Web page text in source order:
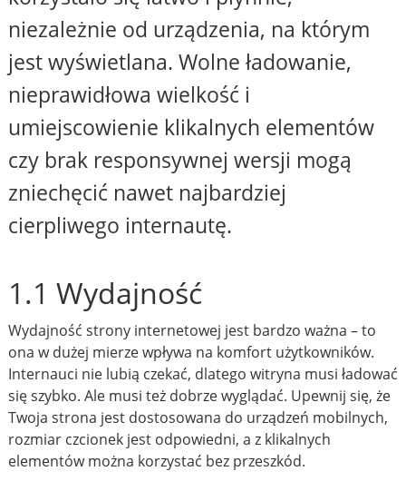
niezależnie od urządzenia, na którym
jest wyświetlana. Wolne ładowanie,
nieprawidłowa wielkość i
umiejscowienie klikalnych elementów
czy brak responsywnej wersji mogą
zniechęcić nawet najbardziej
cierpliwego internautę.
1.1 Wydajność
Wydajność strony internetowej jest bardzo ważna – to
ona w dużej mierze wpływa na komfort użytkowników.
Internauci nie lubią czekać, dlatego witryna musi ładować
się szybko. Ale musi też dobrze wyglądać. Upewnij się, że
Twoja strona jest dostosowana do urządzeń mobilnych,
rozmiar czcionek jest odpowiedni, a z klikalnych
elementów można korzystać bez przeszkód.